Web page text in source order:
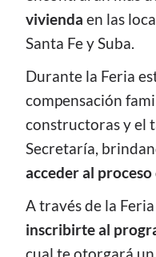
vivienda en las
Santa Fe y Suba.
Durante la Feria
compensación
constructoras y el
Secretaría,
acceder al
A través de la
inscribirte al